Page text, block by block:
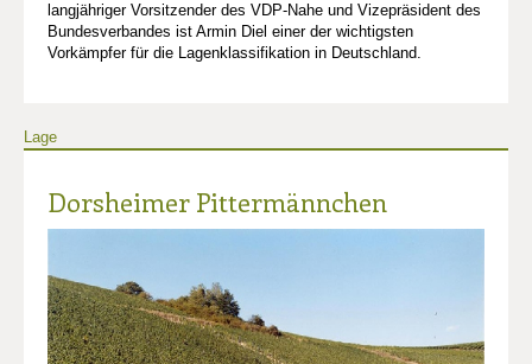
langjähriger Vorsitzender des VDP-Nahe und Vizepräsident des
Bundesverbandes ist Armin Diel einer der wichtigsten
Vorkämpfer für die Lagenklassifikation in Deutschland.
Lage
Dorsheimer Pittermännchen